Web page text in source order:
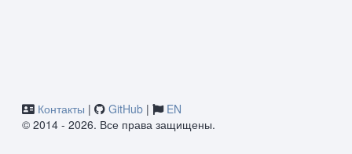
Контакты | GitHub |
EN
© 2014 - 2026. Все права защищены.